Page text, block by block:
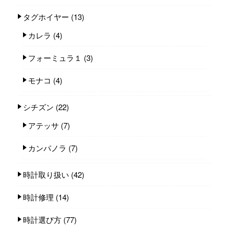
タグホイヤー (13)
カレラ (4)
フォーミュラ１ (3)
モナコ (4)
シチズン (22)
アテッサ (7)
カンパノラ (7)
時計取り扱い (42)
時計修理 (14)
時計選び方 (77)